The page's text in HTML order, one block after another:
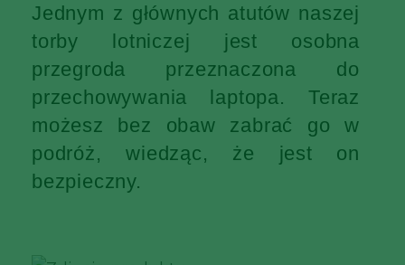
Jednym z głównych atutów naszej
torby lotniczej jest osobna
przegroda przeznaczona do
przechowywania laptopa. Teraz
możesz bez obaw zabrać go w
podróż, wiedząc, że jest on
bezpieczny.